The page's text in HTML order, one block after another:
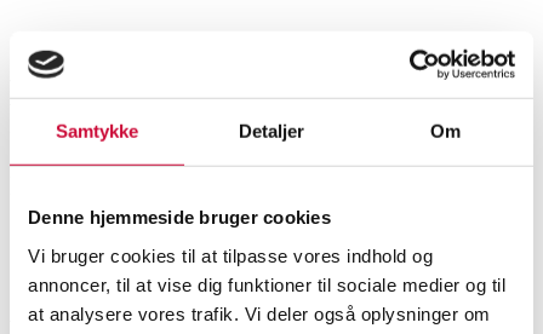
Samtykke Detaljer Om
Denne hjemmeside bruger cookies
Vi bruger cookies til at tilpasse vores indhold og
annoncer, til at vise dig funktioner til sociale medier og til
at analysere vores trafik. Vi deler også oplysninger om
Coffee tables, occasional tables
361. Emil Thorup for
Handvärk. Coffee table model
90, steel, brass and white
marble
SHOWROOM
Vejle
ESTIMATE
DKK 4,000
ITEM NUMBER
6521054